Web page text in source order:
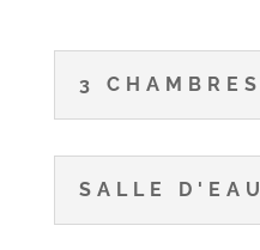
3 CHAMBRES
SALLE D'EAU